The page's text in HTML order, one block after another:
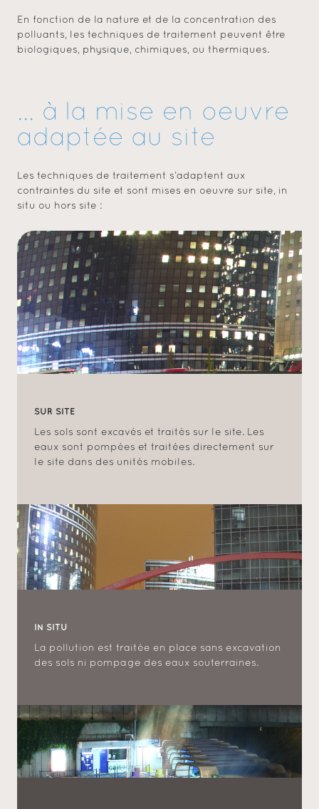
En fonction de la nature et de la concentration des
polluants, les techniques de traitement peuvent être
biologiques, physique, chimiques, ou thermiques.
... à la mise en oeuvre
adaptée au site
Les techniques de traitement s’adaptent aux
contraintes du site et sont mises en oeuvre sur site, in
situ ou hors site :
SUR SITE
Les sols sont excavés et traités sur le site. Les
eaux sont pompées et traitées directement sur
le site dans des unités mobiles.
IN SITU
La pollution est traitée en place sans excavation
des sols ni pompage des eaux souterraines.